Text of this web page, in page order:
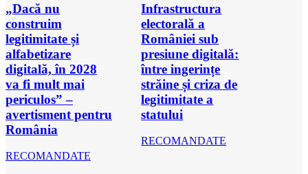
„Dacă nu
construim
legitimitate și
alfabetizare
digitală, în 2028
va fi mult mai
periculos” –
avertisment pentru
România
RECOMANDATE
Infrastructura
electorală a
României sub
presiune digitală:
între ingerințe
străine și criza de
legitimitate a
statului
RECOMANDATE